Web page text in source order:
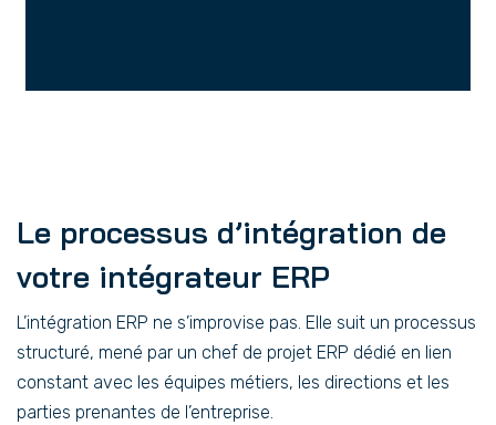
Le processus d’intégration de
votre intégrateur ERP
L’intégration ERP ne s’improvise pas. Elle suit un processus
structuré, mené par un chef de projet ERP dédié en lien
constant avec les équipes métiers, les directions et les
parties prenantes de l’entreprise.